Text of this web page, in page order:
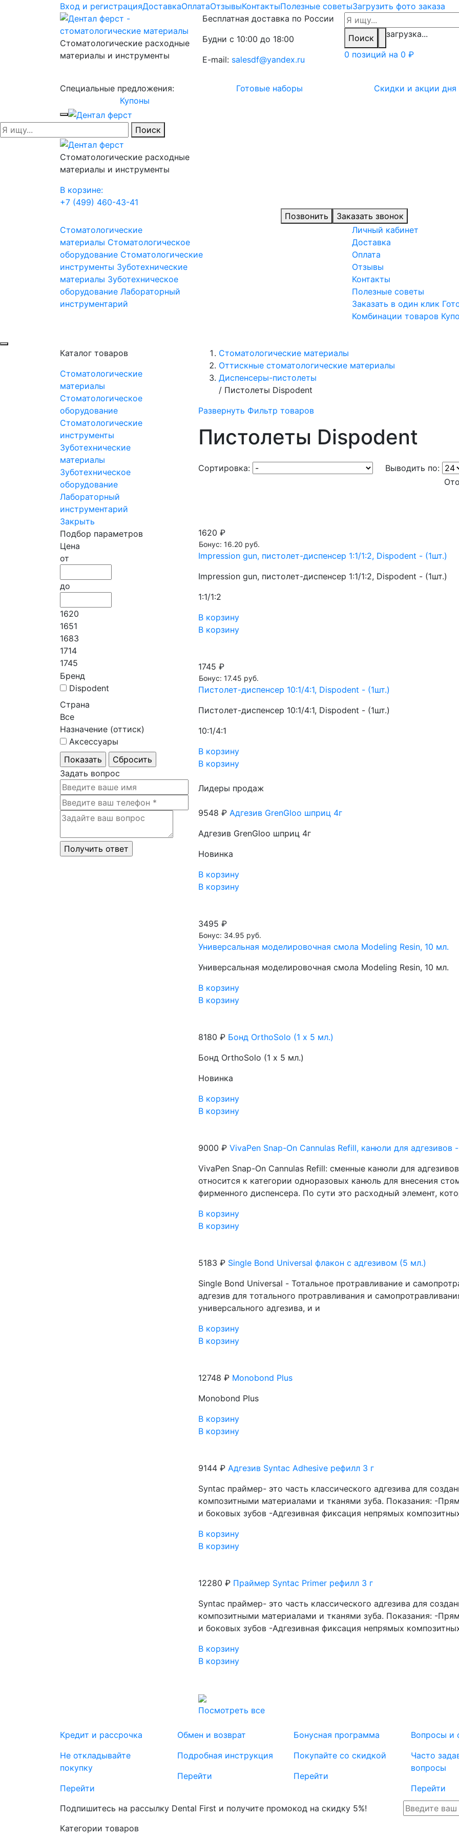
Вход и регистрацияДоставкаОплатаОтзывыКонтактыПолезные советыЗагрузить фото заказа
Стоматологические расходные
материалы и инструменты
Бесплатная доставка по России
Будни с 10:00 до 18:00
E-mail: salesdf@yandex.ru
Поиск
загрузка...
0 позиций на 0 ₽
Специальные предложения: Готовые наборы Скидки и акции дня
Купоны
Поиск
Стоматологические расходные
материалы и инструменты
В корзине:
+7 (499) 460-43-41
Позвонить
Заказать звонок
Стоматологические
материалы Стоматологическое
оборудование Стоматологические
инструменты Зуботехнические
материалы Зуботехническое
оборудование Лабораторный
инструментарий
Личный кабинет
Доставка
Оплата
Отзывы
Контакты
Полезные советы
Заказать в один клик
Комбинации товаров
Каталог товаров
Стоматологические
материалы
Стоматологическое
оборудование
Стоматологические
инструменты
Зуботехнические
материалы
Зуботехническое
оборудование
Лабораторный
инструментарий
Закрыть
Подбор параметров
Цена
от
до
1620
1651
1683
1714
1745
Бренд
Dispodent
Страна
Все
Назначение (оттиск)
Аксессуары
Задать вопрос
Стоматологические материалы
Оттискные стоматологические материалы
Диспенсеры-пистолеты
/ Пистолеты Dispodent
Развернуть Фильтр товаров
Пистолеты Dispodent
Сортировка:
Выводить по:
1620 ₽
Бонус: 16.20 руб.
Impression gun, пистолет-диспенсер 1:1/1:2, Dispodent - (1шт.)
Impression gun, пистолет-диспенсер 1:1/1:2, Dispodent - (1шт.)
1:1/1:2
В корзину
В корзину
1745 ₽
Бонус: 17.45 руб.
Пистолет-диспенсер 10:1/4:1, Dispodent - (1шт.)
Пистолет-диспенсер 10:1/4:1, Dispodent - (1шт.)
10:1/4:1
В корзину
В корзину
Лидеры продаж
9548 ₽ Адгезив GrenGloo шприц 4г
Адгезив GrenGloo шприц 4г
Новинка
В корзину
В корзину
3495 ₽
Бонус: 34.95 руб.
Универсальная моделировочная смола Modeling Resin, 10 мл.
Универсальная моделировочная смола Modeling Resin, 10 мл.
В корзину
В корзину
8180 ₽ Бонд OrthoSolo (1 х 5 мл.)
Бонд OrthoSolo (1 х 5 мл.)
Новинка
В корзину
В корзину
9000 ₽ VivaPen Snap-On Cannulas Refill, канюли для адгезивов
VivaPen Snap-On Cannulas Refill: сменные канюли для
относится к категории одноразовых канюль для внесения
фирменного диспенсера. По сути это расходный элемент,
В корзину
В корзину
5183 ₽ Single Bond Universal флакон с адгезивом (5 мл.)
Single Bond Universal - Тотальное протравливание и
адгезив для тотального протравливания и
универсального адгезива, и и
В корзину
В корзину
12748 ₽ Monobond Plus
Monobond Plus
В корзину
В корзину
9144 ₽ Адгезив Syntac Adhesive рефилл 3 г
Syntaс праймер- это часть классического адгезива для
композитными материалами и тканями зуба. Показания: -
и боковых зубов -Адгезивная фиксация непрямых
В корзину
В корзину
12280 ₽ Праймер Syntac Primer рефилл 3 г
Syntaс праймер- это часть классического адгезива для
композитными материалами и тканями зуба. Показания: -
и боковых зубов -Адгезивная фиксация непрямых
В корзину
В корзину
Посмотреть все
Кредит и рассрочка
Не откладывайте
покупку
Перейти
Обмен и возврат
Подробная инструкция
Перейти
Бонусная программа
Покупайте со скидкой
Перейти
Вопросы и
Часто
вопросы
Перейти
Подпишитесь на рассылку Dental First и получите промокод на скидку 5%!
Категории товаров